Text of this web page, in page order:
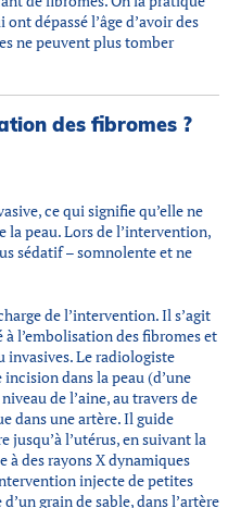
dépassé l’âge d’avoir des
ne peuvent plus tomber
des fibromes ?
ce qui signifie qu’elle ne
la peau. Lors de l’intervention,
sédatif – somnolente et ne
de l’intervention. Il s’agit
l’embolisation des fibromes et
invasives. Le radiologiste
dans la peau (d’une
de l’aine, au travers de
dans une artère. Il guide
jusqu’à l’utérus, en suivant la
à des rayons X dynamiques
injecte de petites
grain de sable, dans l’artère